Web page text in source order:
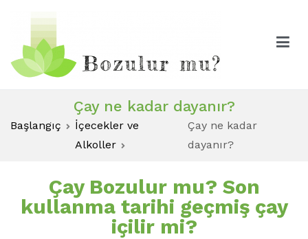
Çay ne kadar dayanır?
Başlangıç
İçecekler ve
Alkoller
Çay ne kadar
dayanır?
Çay Bozulur mu? Son
kullanma tarihi geçmiş çay
içilir mi?